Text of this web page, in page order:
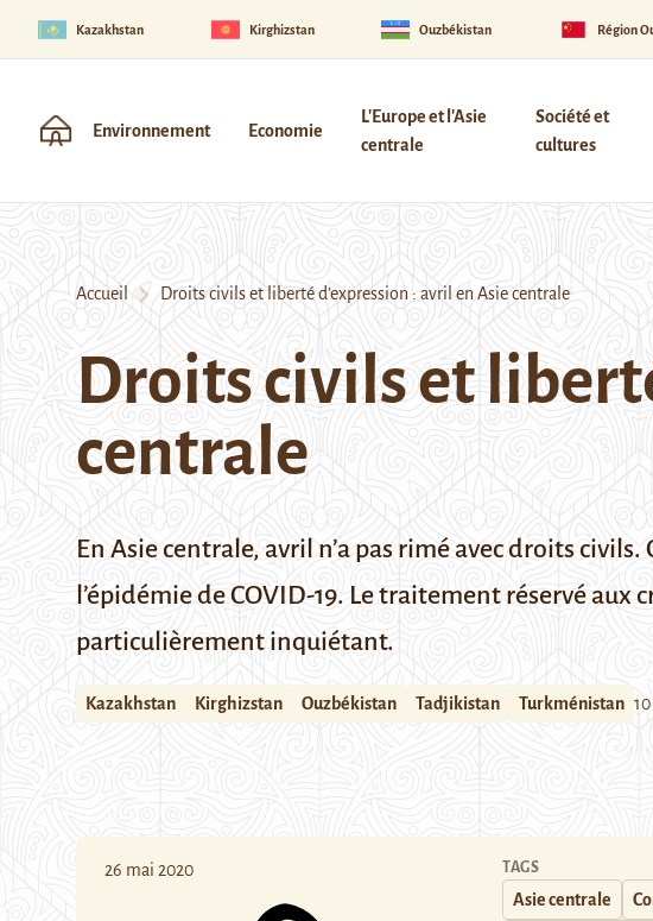
Kazakhstan Kirghizstan Ouzbékistan Région
Environnement Economie
L'Europe et l'Asie
centrale
Société et
cultures
Accueil Droits civils et liberté d’expression : avril en Asie centrale
Droits civils et
centrale
En Asie centrale, avril n’a pas rimé avec droits
l’épidémie de COVID-19. Le traitement réservé
particulièrement inquiétant.
Kazakhstan Kirghizstan Ouzbékistan Tadjikistan Turkménistan
26 mai 2020 TAGS
Asie centrale